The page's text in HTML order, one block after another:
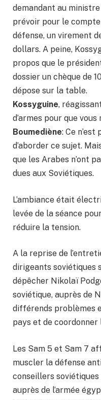
demandant au
prévoir pour le
défense, un virement
dollars. A peine,
propos que le
dossier un chèque de
dépose sur la table.
Kossyguine,
d’armes pour que
Boumediène: Ce
d’aborder ce sujet.
que les Arabes n’ont
dues aux Soviétiques.
L’ambiance était
levée de la séance
réduire la tension.
A la reprise de
dirigeants soviétiques
dépêcher Nikolaï
soviétique, auprès de
différends problèmes
pays et de coordonner
Les Sam 5 et Sam 7
muscler la défense
conseillers
auprès de l’armée